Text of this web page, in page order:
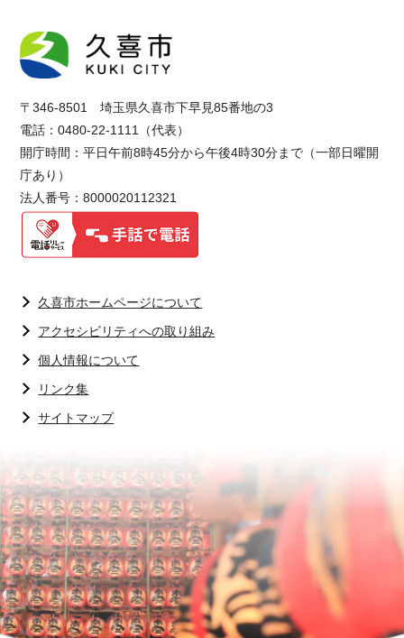
〒346-8501 埼玉県久喜市下早見85番地の3
電話：0480-22-1111（代表）
開庁時間：平日午前8時45分から午後4時30分まで（一部日曜開
庁あり）
法人番号：8000020112321
久喜市ホームページについて
アクセシビリティへの取り組み
個人情報について
リンク集
サイトマップ